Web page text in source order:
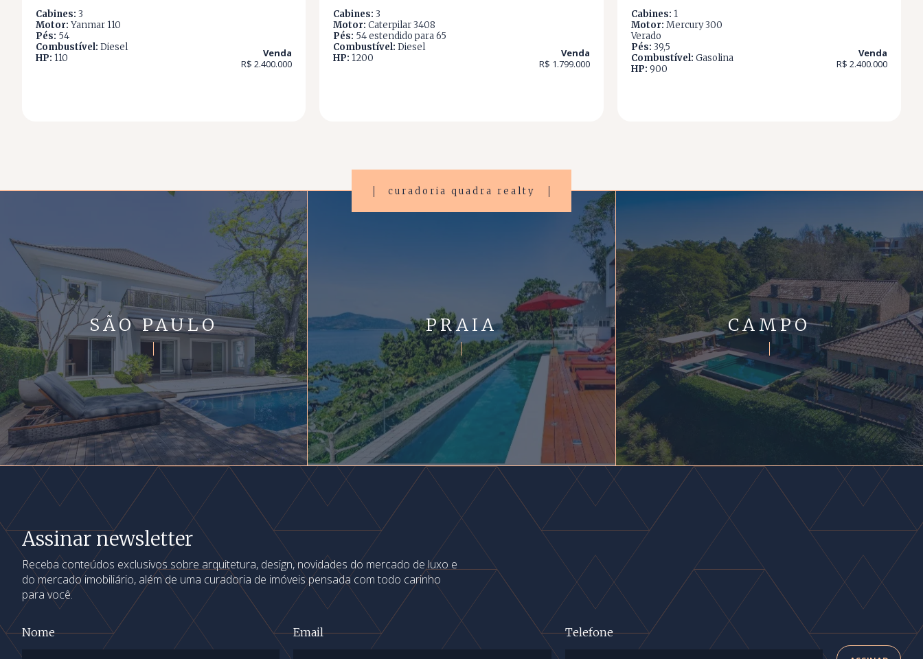
Cabines: 3
Motor: Yanmar 110
Pés: 54
Combustível: Diesel
HP: 110
Venda
R$ 2.400.000
Cabines: 3
Motor: Caterpilar 3408
Pés: 54 estendido para 65
Combustível: Diesel
HP: 1200
Venda
R$ 1.799.000
Cabines: 1
Motor: Mercury 300
Verado
Pés: 39,5
Combustível: Gasolina
HP: 900
Venda
R$ 2.400.000
curadoria quadra realty
SÃO PAULO PRAIA CAMPO
Assinar newsletter
Receba conteúdos exclusivos sobre arquitetura, design, novidades do mercado de luxo e
do mercado imobiliário, além de uma curadoria de imóveis pensada com todo carinho
para você.
Nome Email Telefone